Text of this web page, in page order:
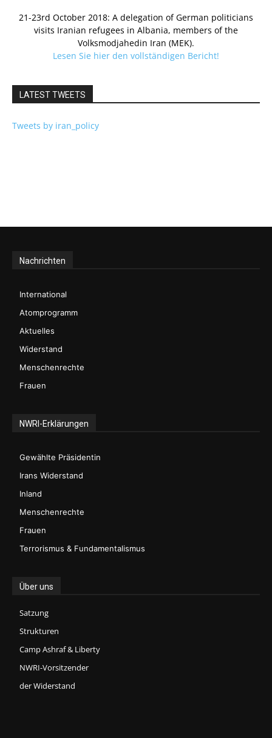
21-23rd October 2018: A delegation of German politicians
visits Iranian refugees in Albania, members of the
Volksmodjahedin Iran (MEK).
Lesen Sie hier den vollständigen Bericht!
LATEST TWEETS
Tweets by iran_policy
Nachrichten
International
Atomprogramm
Aktuelles
Widerstand
Menschenrechte
Frauen
NWRI-Erklärungen
Gewählte Präsidentin
Irans Widerstand
Inland
Menschenrechte
Frauen
Terrorismus & Fundamentalismus
Über uns
Satzung
Strukturen
Camp Ashraf & Liberty
NWRI-Vorsitzender
der Widerstand